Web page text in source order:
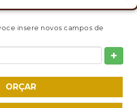
comunicações.
Download
3 QUANTIDADES QUE DESEJA
insere novos campos de